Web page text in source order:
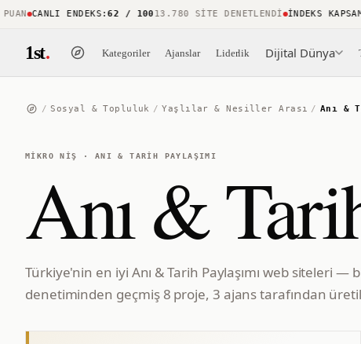
CANLI ENDEKS:62 / 100 13.780 SITE DENETLENDI İNDEKS KAPSAMI:
1st. Kategoriler Ajanslar Liderlik Dijital Dünya
/ Sosyal & Topluluk / Yaşlılar & Nesiller Arası / Anı &
MIKRO NIŞ · ANI & TARIH PAYLAŞIMI
Anı &
Türkiye'nin en iyi Anı & Tarih Paylaşımı web siteleri —
denetiminden geçmiş 8 proje, 3 ajans tarafından